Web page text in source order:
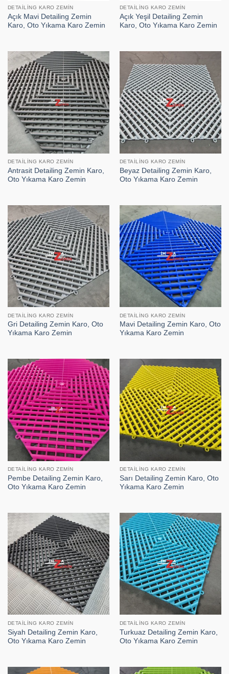
DETAILING KARO ZEMIN
Açık Mavi Detailing Zemin
Karo, Oto Yıkama Karo Zemin
DETAILING KARO ZEMIN
Açık Yeşil Detailing Zemin
Karo, Oto Yıkama Karo Zemin
DETAILING KARO ZEMIN
Antrasit Detailing Zemin Karo,
Oto Yıkama Karo Zemin
DETAILING KARO ZEMIN
Beyaz Detailing Zemin Karo,
Oto Yıkama Karo Zemin
DETAILING KARO ZEMIN
Gri Detailing Zemin Karo, Oto
Yıkama Karo Zemin
DETAILING KARO ZEMIN
Mavi Detailing Zemin Karo, Oto
Yıkama Karo Zemin
DETAILING KARO ZEMIN
Pembe Detailing Zemin Karo,
Oto Yıkama Karo Zemin
DETAILING KARO ZEMIN
Sarı Detailing Zemin Karo, Oto
Yıkama Karo Zemin
DETAILING KARO ZEMIN
Siyah Detailing Zemin Karo,
Oto Yıkama Karo Zemin
DETAILING KARO ZEMIN
Turkuaz Detailing Zemin Karo,
Oto Yıkama Karo Zemin